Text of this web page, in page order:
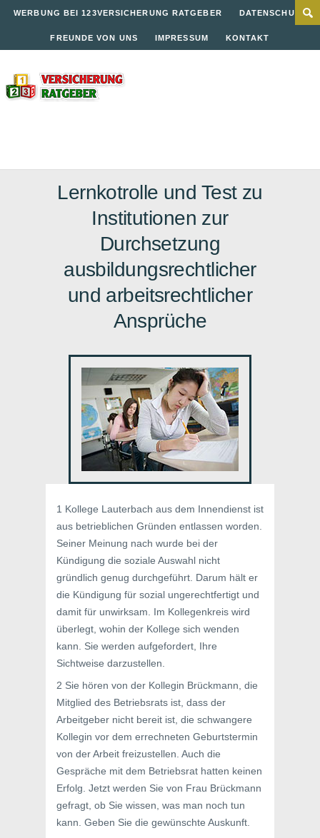
WERBUNG BEI 123VERSICHERUNG RATGEBER DATENSCHUTZ
FREUNDE VON UNS IMPRESSUM KONTAKT
Lernkotrolle und Test zu
Institutionen zur
Durchsetzung
ausbildungsrechtlicher
und arbeitsrechtlicher
Ansprüche
1 Kollege Lauterbach aus dem Innendienst ist
aus betrieblichen Gründen entlassen worden.
Seiner Meinung nach wurde bei der
Kündigung die soziale Auswahl nicht
gründlich genug durchgeführt. Darum hält er
die Kündigung für sozial ungerechtfertigt und
damit für unwirksam. Im Kollegenkreis wird
überlegt, wohin der Kollege sich wenden
kann. Sie werden aufgefordert, Ihre
Sichtweise darzustellen.
2 Sie hören von der Kollegin Brückmann, die
Mitglied des Betriebsrats ist, dass der
Arbeitgeber nicht bereit ist, die schwangere
Kollegin vor dem errechneten Geburtstermin
von der Arbeit freizustellen. Auch die
Gespräche mit dem Betriebsrat hatten keinen
Erfolg. Jetzt werden Sie von Frau Brückmann
gefragt, ob Sie wissen, was man noch tun
kann. Geben Sie die gewünschte Auskunft.